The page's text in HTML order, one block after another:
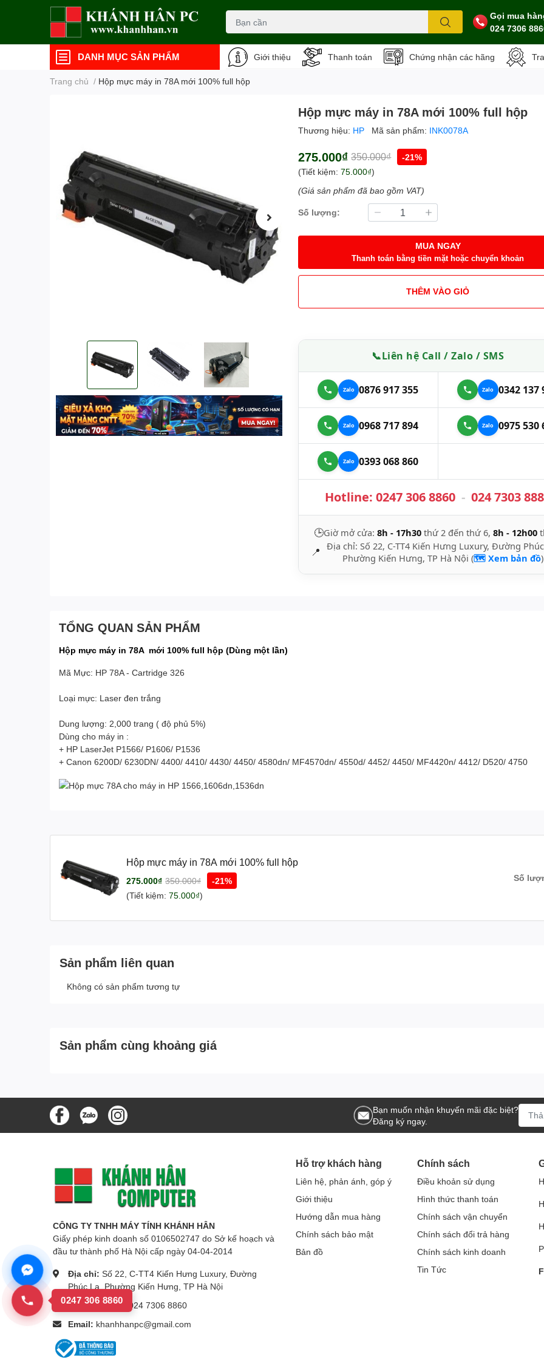
Gọi mua
024 7306
DANH MỤC SẢN PHẨM Giới thiệu Thanh toán Chứng nhận các hãng
Trang chủ / Hộp mực máy in 78A mới 100% full hộp
Hộp mực máy in 78A mới 100% full hộp
Thương hiệu: HP Mã sản phẩm: INK0078A
275.000₫ 350.000₫
-21%
(Tiết kiệm:75.000₫)
(Giá sản phẩm đã bao gồm VAT)
Số lượng:
MUA NGAY
Thanh toán bằng tiền mặt hoặc chuyển khoản
THÊM VÀO GIỎ
📞Liên hệ Call / Zalo / SMS
0876 917 355 0342 137
0968 717 894 0975 530
0393 068 860
Hotline:0247 306 8860 - 024 7303
🕒Giờ mở cửa:8h - 17h30 thứ 2 đến thứ 6,8h - 12h00
📍
Địa chỉ: Số 22, C-TT4 Kiến Hưng Luxury, Đường
Phường Kiến Hưng, TP Hà Nội (🗺️ Xem bản đồ)
TỔNG QUAN SẢN PHẨM
Hộp mực máy in 78A mới 100% full hộp (Dùng một lần)
Mã Mực: HP 78A - Cartridge 326
Loại mực: Laser đen trắng
Dung lượng: 2,000 trang ( độ phủ 5%)
Dùng cho máy in :
+ HP LaserJet P1566/ P1606/ P1536
+ Canon 6200D/ 6230DN/ 4400/ 4410/ 4430/ 4450/ 4580dn/ MF4570dn/ 4550d/ 4452/ 4450/ MF4420n/ 4412/ D520/ 4750
Hộp mực máy in 78A mới 100% full hộp
275.000₫ 350.000₫
-21%
(Tiết kiệm: 75.000₫)
Số
Sản phẩm liên quan
Không có sản phẩm tương tự
Sản phẩm cùng khoảng giá
Bạn muốn nhận khuyến mãi đặc biệt?
Đăng ký ngay.
CÔNG TY TNHH MÁY TÍNH KHÁNH HÂN
Giấy phép kinh doanh số 0106502747 do Sở kế hoạch và
đầu tư thành phố Hà Nội cấp ngày 04-04-2014
Địa chỉ: Số 22, C-TT4 Kiến Hưng Luxury, Đường
Phúc La, Phường Kiến Hưng, TP Hà Nội
Số điện thoại:
024 7306 8860
Email: khanhhanpc@gmail.com
Hỗ trợ khách hàng
Liên hệ, phản ánh, góp ý
Giới thiệu
Hướng dẫn mua hàng
Chính sách bảo mật
Bản đồ
Chính sách
Điều khoản sử dụng
Hình thức thanh toán
Chính sách vận chuyển
Chính sách đổi trả hàng
Chính sách kinh doanh
Tin Tức
0247 306 8860